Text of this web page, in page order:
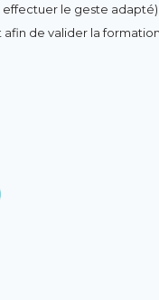
le geste adapté).
de valider la formation.